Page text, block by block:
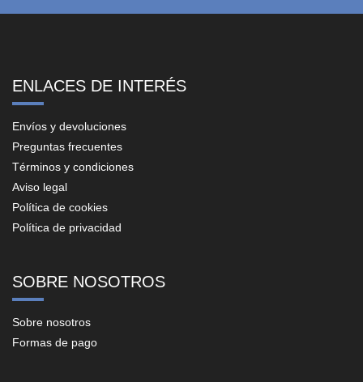
ENLACES DE INTERÉS
Envíos y devoluciones
Preguntas frecuentes
Términos y condiciones
Aviso legal
Política de cookies
Política de privacidad
SOBRE NOSOTROS
Sobre nosotros
Formas de pago